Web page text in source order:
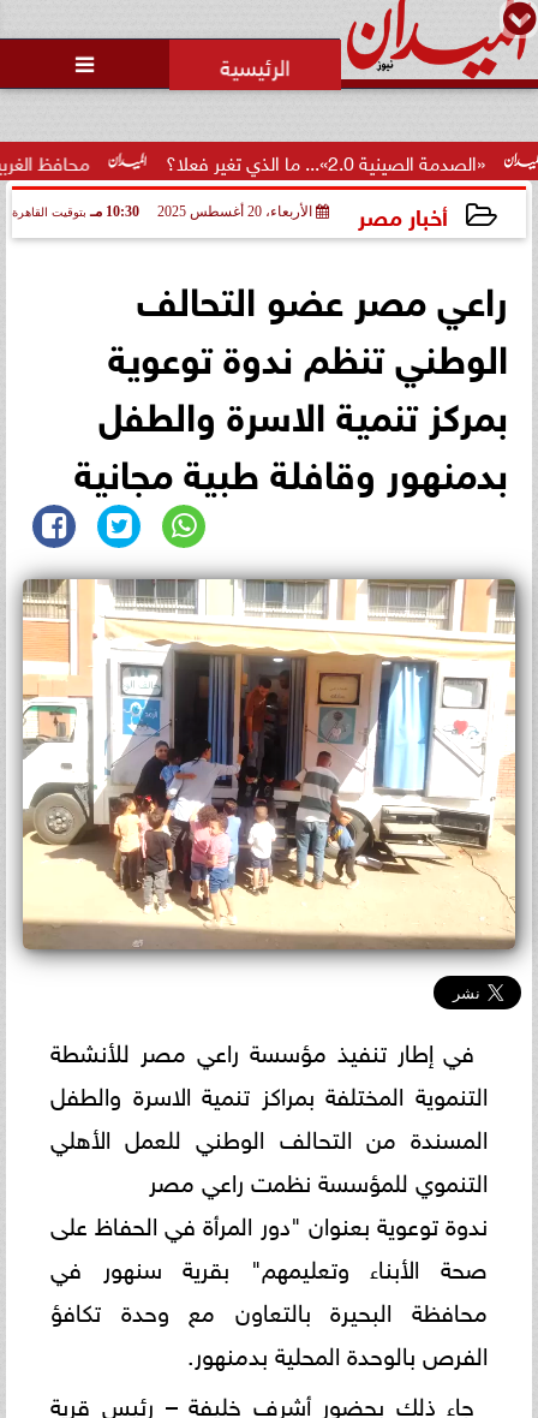

محافظ الغربية يكرم 100 من أوائل الجمهورية والمحافظة ويؤكد: الاستثمار... 2.0»... ما الذي تغير فعلا؟
أخبار مصر الأربعاء، 20 أغسطس 2025 10:30 مـ بتوقيت القاهرة
راعي مصر عضو التحالف
الوطني تنظم ندوة توعوية
بمركز تنمية الاسرة والطفل
بدمنهور وقافلة طبية مجانية
في إطار تنفيذ مؤسسة راعي مصر للأنشطة
التنموية المختلفة بمراكز تنمية الاسرة والطفل
المسندة من التحالف الوطني للعمل الأهلي
التنموي للمؤسسة نظمت راعي مصر
ندوة توعوية بعنوان "دور المرأة في الحفاظ على
صحة الأبناء وتعليمهم" بقرية سنهور في
محافظة البحيرة بالتعاون مع وحدة تكافؤ
الفرص بالوحدة المحلية بدمنهور.
جاء ذلك بحضور أشرف خليفة – رئيس قرية